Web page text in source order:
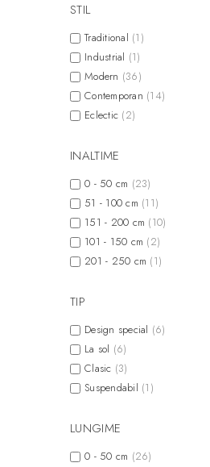
STIL
Traditional (1)
Industrial (1)
Modern (36)
Contemporan (14)
Eclectic (2)
INALTIME
0 - 50 cm (23)
51 - 100 cm (11)
151 - 200 cm (10)
101 - 150 cm (2)
201 - 250 cm (1)
TIP
Design special (6)
La sol (6)
Clasic (3)
Suspendabil (1)
LUNGIME
0 - 50 cm (26)